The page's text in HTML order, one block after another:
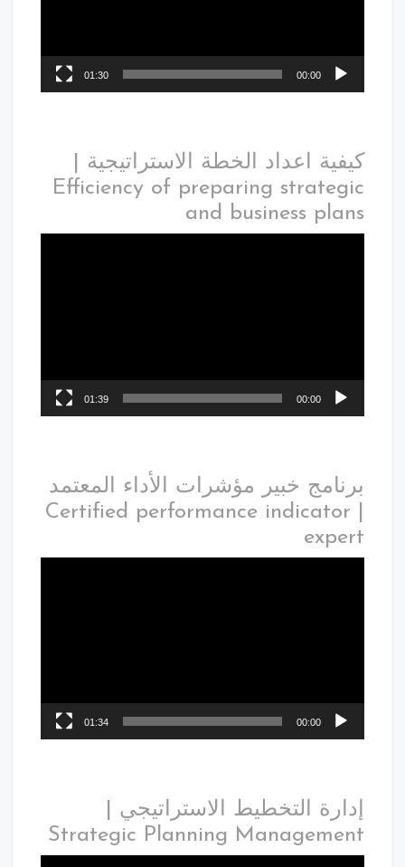
00:00
01:30
كيفية اعداد الخطة الاستراتيجية |
Efficiency of preparing strategic
and business plans
00:00
01:39
برنامج خبير مؤشرات الأداء المعتمد
| Certified performance indicator
expert
00:00
01:34
إدارة التخطيط الاستراتيجي |
Strategic Planning Management